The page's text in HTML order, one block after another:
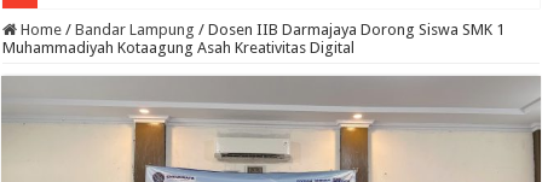
Home / Bandar Lampung / Dosen IIB Darmajaya Dorong Siswa SMK 1
Muhammadiyah Kotaagung Asah Kreativitas Digital